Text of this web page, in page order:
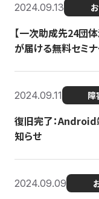
2024.09.13
【一次助成先24団
が届ける無料セミ
2024.09.11 障
復旧完了：
知らせ
2024.09.09